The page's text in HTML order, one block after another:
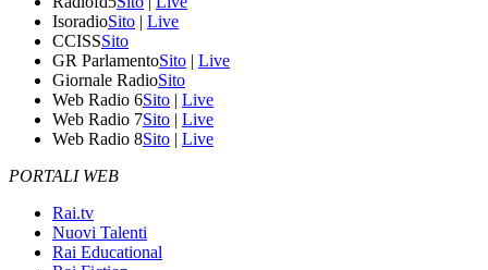
IsoradioSito | Live
CCISSSito
GR ParlamentoSito | Live
Giornale RadioSito
Web Radio 6Sito | Live
Web Radio 7Sito | Live
Web Radio 8Sito | Live
PORTALI WEB
Rai.tv
Nuovi Talenti
Rai Educational